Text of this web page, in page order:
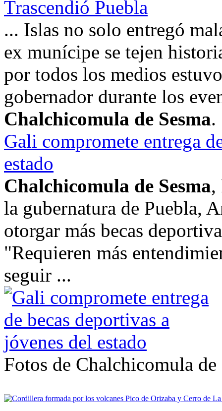
Trascendió Puebla
... Islas no solo entregó
ex munícipe se tejen
por todos los medios
gobernador durante los
Chalchicomula de Sesma.
Gali compromete entrega
estado
Chalchicomula de Sesma,
la gubernatura de Puebla,
otorgar más becas
"Requieren más
seguir ...
Fotos de Chalchicomula de